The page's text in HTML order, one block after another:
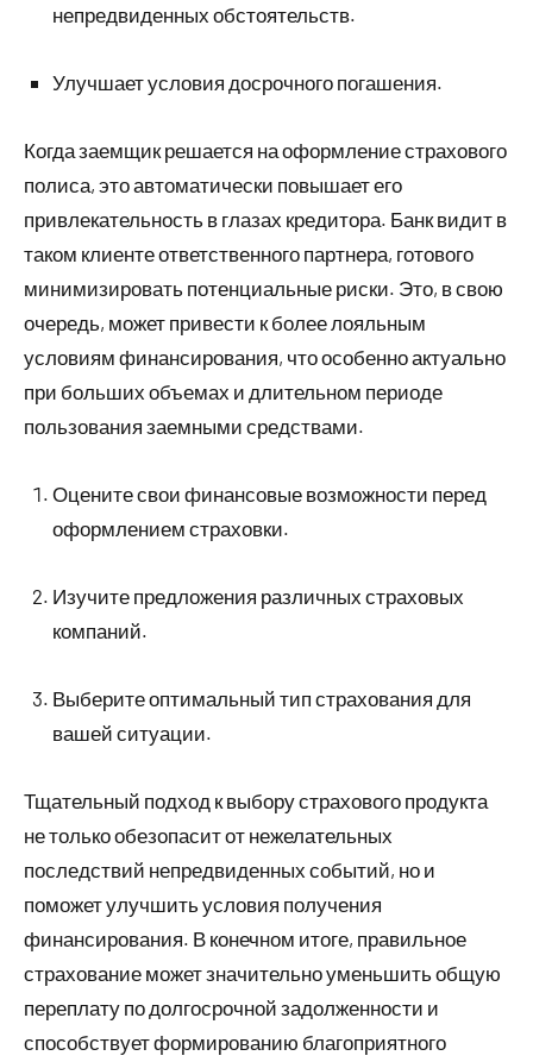
непредвиденных обстоятельств.
Улучшает условия досрочного погашения.
Когда заемщик решается на оформление страхового
полиса, это автоматически повышает его
привлекательность в глазах кредитора. Банк видит в
таком клиенте ответственного партнера, готового
минимизировать потенциальные риски. Это, в свою
очередь, может привести к более лояльным
условиям финансирования, что особенно актуально
при больших объемах и длительном периоде
пользования заемными средствами.
Оцените свои финансовые возможности перед
оформлением страховки.
Изучите предложения различных страховых
компаний.
Выберите оптимальный тип страхования для
вашей ситуации.
Тщательный подход к выбору страхового продукта
не только обезопасит от нежелательных
последствий непредвиденных событий, но и
поможет улучшить условия получения
финансирования. В конечном итоге, правильное
страхование может значительно уменьшить общую
переплату по долгосрочной задолженности и
способствует формированию благоприятного